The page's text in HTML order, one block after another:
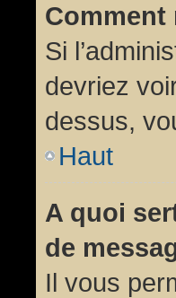
Comment
Si
devriez
dessus,
Haut
A quoi
de
Il vous